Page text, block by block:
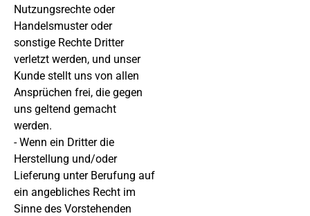
Nutzungsrechte oder
Handelsmuster oder
sonstige Rechte Dritter
verletzt werden, und unser
Kunde stellt uns von allen
Ansprüchen frei, die gegen
uns geltend gemacht
werden.
- Wenn ein Dritter die
Herstellung und/oder
Lieferung unter Berufung auf
ein angebliches Recht im
Sinne des Vorstehenden